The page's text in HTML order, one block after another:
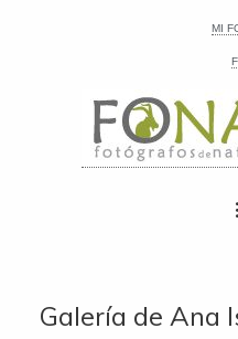
MI
Galería de Ana